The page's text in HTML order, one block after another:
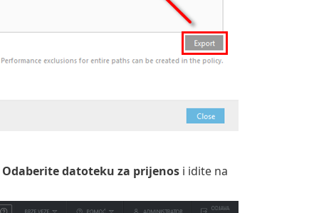
Odaberite datoteku za prijenosi idite na